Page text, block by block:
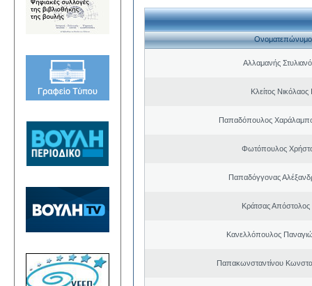
Ονοματεπώνυμο
Αλλαμανής
Κλείτος
Παπαδόπουλος
Φωτόπουλος
Παπαδόγγονας
Κράτσας Απόστολος
Κανελλόπουλος
Παπακωνσταντίνου